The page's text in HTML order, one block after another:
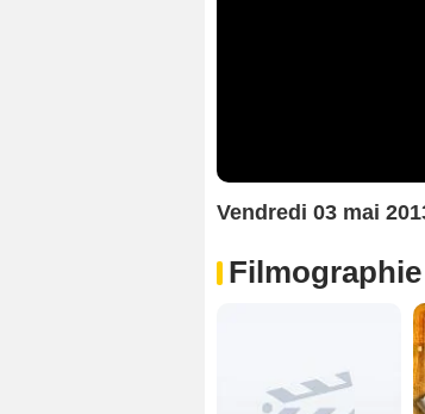
Vendredi 03 mai
Filmographie